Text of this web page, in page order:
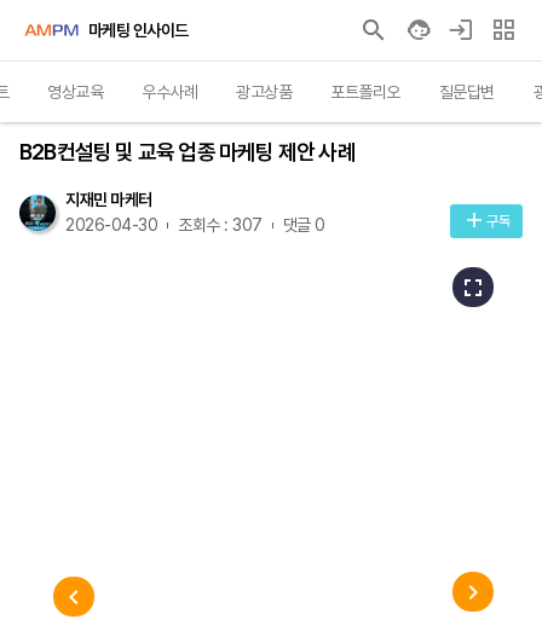
마케팅 인사이드
영상교육 우수사례 광고상품 포트폴리오 질문답변
우수사례
B2B컨설팅 및 교육 업종 마케팅 제안 사례
지재민 마케터
2026-04-30
조회수 : 307 댓글 0 구독